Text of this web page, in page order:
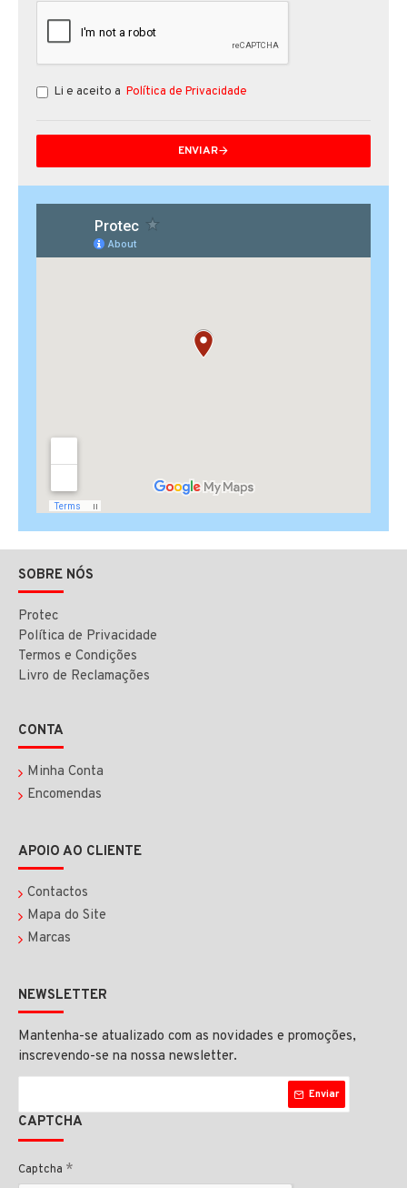
Li e aceito a Política de Privacidade
ENVIAR
SOBRE NÓS
Protec
Política de Privacidade
Termos e Condições
Livro de Reclamações
CONTA
Minha Conta
Encomendas
APOIO AO CLIENTE
Contactos
Mapa do Site
Marcas
NEWSLETTER
Mantenha-se atualizado com as novidades e promoções,
inscrevendo-se na nossa newsletter.
Enviar
CAPTCHA
Captcha